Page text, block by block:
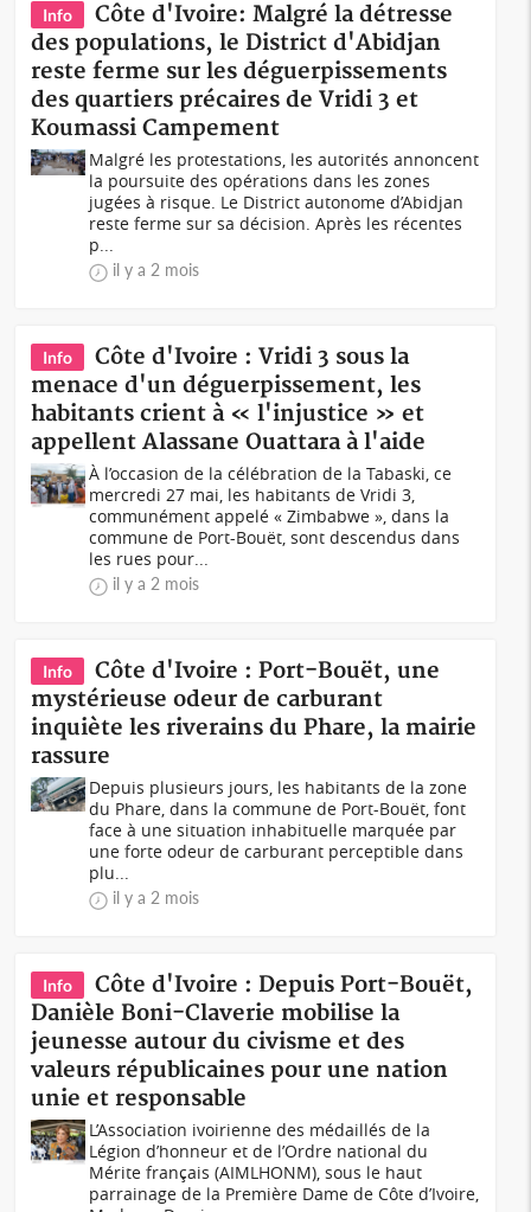
Info
Côte d'Ivoire: Malgré la détresse
des populations, le District d'Abidjan
reste ferme sur les déguerpissements
des quartiers précaires de Vridi 3 et
Koumassi Campement
Malgré les protestations, les autorités annoncent
la poursuite des opérations dans les zones
jugées à risque. Le District autonome d’Abidjan
reste ferme sur sa décision. Après les récentes
p...
il y a 2 mois
Info
Côte d'Ivoire : Vridi 3 sous la
menace d'un déguerpissement, les
habitants crient à « l'injustice » et
appellent Alassane Ouattara à l'aide
À l’occasion de la célébration de la Tabaski, ce
mercredi 27 mai, les habitants de Vridi 3,
communément appelé « Zimbabwe », dans la
commune de Port-Bouët, sont descendus dans
les rues pour...
il y a 2 mois
Info
Côte d'Ivoire : Port-Bouët, une
mystérieuse odeur de carburant
inquiète les riverains du Phare, la mairie
rassure
Depuis plusieurs jours, les habitants de la zone
du Phare, dans la commune de Port-Bouët, font
face à une situation inhabituelle marquée par
une forte odeur de carburant perceptible dans
plu...
il y a 2 mois
Info
Côte d'Ivoire : Depuis Port-Bouët,
Danièle Boni-Claverie mobilise la
jeunesse autour du civisme et des
valeurs républicaines pour une nation
unie et responsable
L’Association ivoirienne des médaillés de la
Légion d’honneur et de l’Ordre national du
Mérite français (AIMLHONM), sous le haut
parrainage de la Première Dame de Côte d’Ivoire,